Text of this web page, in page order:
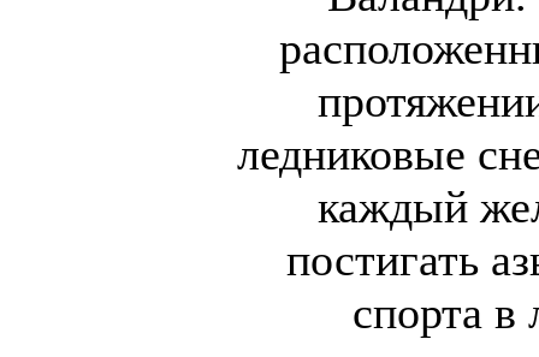
ледниковые
каждый
постигать
спорта в